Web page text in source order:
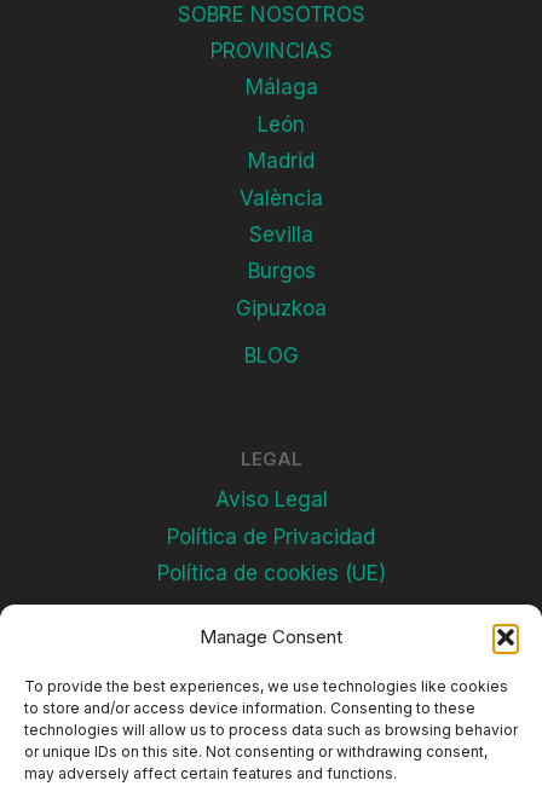
Manage Consent
To provide the best experiences, we use technologies like cookies
to store and/or access device information. Consenting to these
technologies will allow us to process data such as browsing behavior
or unique IDs on this site. Not consenting or withdrawing consent,
may adversely affect certain features and functions.
SOBRE NOSOTROS
PROVINCIAS
Málaga
León
Madrid
València
Sevilla
Burgos
Gipuzkoa
BLOG
LEGAL
Aviso Legal
Política de Privacidad
Política de cookies (UE)
Subscríbete